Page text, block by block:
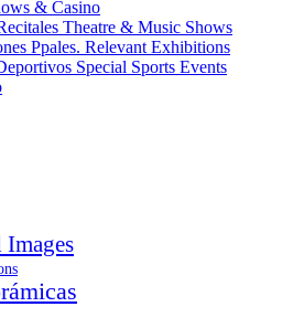
& Casino
Theatre & Music Shows
Ppales. Relevant Exhibitions
Special Sports Events